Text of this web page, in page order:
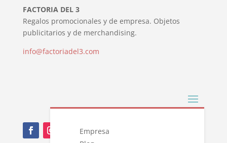
FACTORIA DEL 3
Regalos promocionales y de empresa. Objetos
publicitarios y de merchandising.
info@factoriadel3.com
Empresa